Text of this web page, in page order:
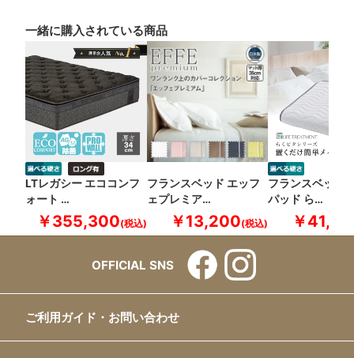
一緒に購入されている商品
LTレガシー エココンフ
ォート …
￥355,300
フランスベッド エッフ
ェプレミア…
￥13,200
フランスベッド
パッド ら…
￥
OFFICIAL SNS
ご利用ガイド・お問い合わせ